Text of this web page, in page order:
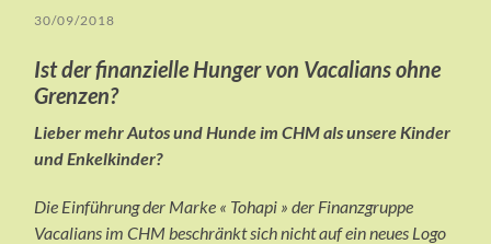
30/09/2018
Ist der finanzielle Hunger von Vacalians ohne
Grenzen?
Lieber mehr Autos und Hunde im CHM als unsere Kinder
und Enkelkinder?
Die Einführung der Marke « Tohapi » der Finanzgruppe
Vacalians im CHM beschränkt sich nicht auf ein neues Logo